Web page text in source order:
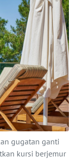
gugatan ganti
kursi berjemur